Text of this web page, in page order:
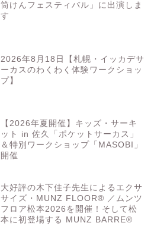
筒けんフェスティバル」に出演しま
す
2026年8月18日【札幌・イッカデサ
ーカスのわくわく体験ワークショッ
プ】
【2026年夏開催】キッズ・サーキ
ット in 佐久「ポケットサーカス」
＆特別ワークショップ「MASOBI」
開催
大好評の木下佳子先生によるエクサ
サイズ・MUNZ FLOOR® ／ムンツ
フロア松本2026を開催！そして松
本に初登場する MUNZ BARRE®